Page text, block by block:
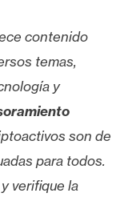
contenido
temas,
y
son de
para todos.
verifique la